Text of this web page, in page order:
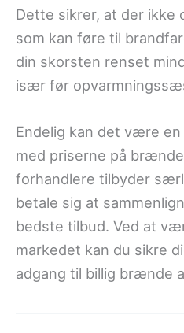
Dette sikrer, at der ikke
som kan føre til
din skorsten renset
især før
Endelig kan det være
med priserne på
forhandlere tilbyder
betale sig at
bedste tilbud. Ved at
markedet kan du sikre
adgang til billig brænde